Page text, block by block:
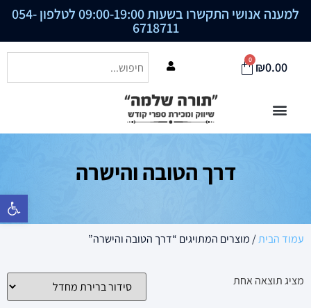
פתח סרגל
למענה אנושי התקשרו בשעות 09:00-19:00 לטלפון 054-
6718711
₪0.00
0
דרך הטובה והישרה
עמוד הבית/ מוצרים המתויגים “דרך הטובה והישרה”
מציג תוצאה אחת